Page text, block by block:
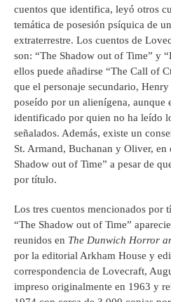
cuentos que identifica, leyó otros
temática de posesión psíquica de
extraterrestre. Los cuentos de
son: “The Shadow out of Time” y
ellos puede añadirse “The Call of
que el personaje secundario,
poseído por un alienígena, aunque
identificado por quien no ha leído
señalados. Además, existe un
St. Armand, Buchanan y Oliver, en
Shadow out of Time” a pesar de
por título.
Los tres cuentos mencionados por
“The Shadow out of Time”
reunidos en The Dunwich Horror
por la editorial Arkham House y
correspondencia de Lovecraft,
impreso originalmente en 1963 y